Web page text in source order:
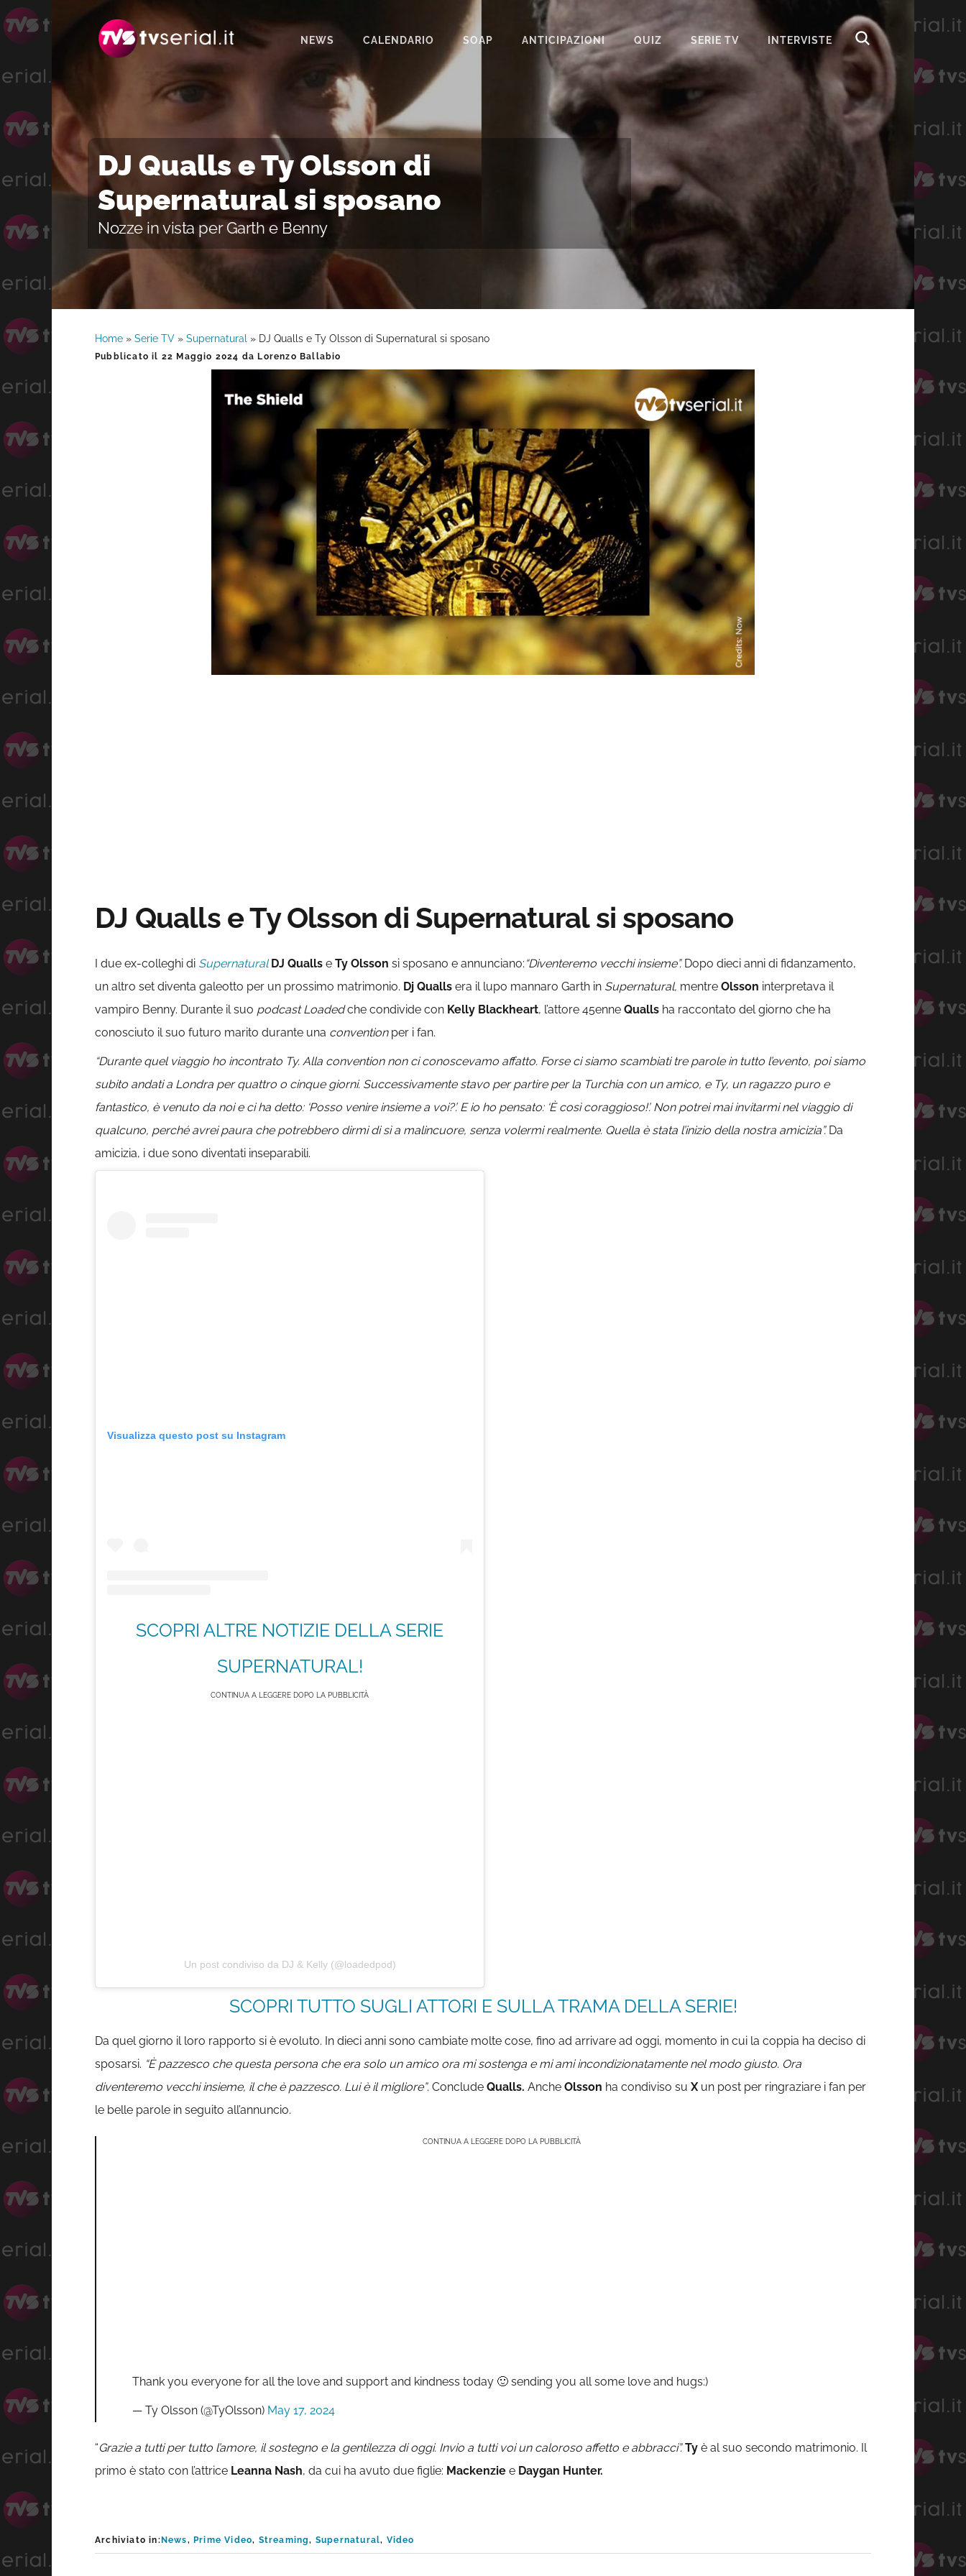
navigazione
contenuto
primaria
NEWS CALENDARIO SOAP
IL PARADISO DELLE SIGNORE
ANTICIPAZIONI QUIZ SERIE TV INTERVISTE
DJ Qualls e Ty Olsson di
Supernatural si sposano
Nozze in vista per Garth e Benny
Home » Serie TV » Supernatural » DJ Qualls e Ty Olsson di Supernatural si sposano
Pubblicato il 22 Maggio 2024 da Lorenzo Ballabio
0%
Progress
0%
DJ Qualls e Ty Olsson di Supernatural si sposano
I due ex-colleghi di Supernatural DJ Qualls e Ty Olsson si sposano e annunciano: “Diventeremo vecchi insieme”. Dopo dieci anni di fidanzamento,
un altro set diventa galeotto per un prossimo matrimonio. Dj Qualls era il lupo mannaro Garth in Supernatural, mentre Olsson interpretava il
vampiro Benny. Durante il suo podcast Loadedche condivide con Kelly Blackheart, l’attore 45enne Qualls ha raccontato del giorno che ha
conosciuto il suo futuro marito durante una convention per i fan.
“Durante quel viaggio ho incontrato Ty. Alla convention non ci conoscevamo affatto. Forse ci siamo scambiati tre parole in tutto l’evento, poi siamo
subito andati a Londra per quattro o cinque giorni. Successivamente stavo per partire per la Turchia con un amico, e Ty, un ragazzo puro e
fantastico, è venuto da noi e ci ha detto: ‘Posso venire insieme a voi?’. E io ho pensato: ‘È così coraggioso!’. Non potrei mai invitarmi nel viaggio di
qualcuno, perché avrei paura che potrebbero dirmi di sì a malincuore, senza volermi realmente. Quella è stata l’inizio della nostra amicizia”. Da
amicizia, i due sono diventati inseparabili.
Visualizza questo post su Instagram
SCOPRI ALTRE NOTIZIE DELLA SERIE
SUPERNATURAL!
CONTINUA A LEGGERE DOPO LA PUBBLICITÀ
Un post condiviso da DJ & Kelly (@loadedpod)
SCOPRI TUTTO SUGLI ATTORI E SULLA TRAMA DELLA SERIE!
Da quel giorno il loro rapporto si è evoluto. In dieci anni sono cambiate molte cose, fino ad arrivare ad oggi, momento in cui la coppia ha deciso di
sposarsi. “È pazzesco che questa persona che era solo un amico ora mi sostenga e mi ami incondizionatamente nel modo giusto. Ora
diventeremo vecchi insieme, il che è pazzesco. Lui è il migliore”. Conclude Qualls. Anche Olsson ha condiviso su X un post per ringraziare i fan per
le belle parole in seguito all’annuncio.
CONTINUA A LEGGERE DOPO LA PUBBLICITÀ
Thank you everyone for all the love and support and kindness today 🙂 sending you all some love and hugs:)
— Ty Olsson (@TyOlsson) May 17, 2024
“Grazie a tutti per tutto l’amore, il sostegno e la gentilezza di oggi. Invio a tutti voi un caloroso affetto e abbracci”. Ty è al suo secondo matrimonio. Il
primo è stato con l’attrice Leanna Nash, da cui ha avuto due figlie: Mackenzie e Daygan Hunter.
Archiviato in:News,Prime Video, Streaming, Supernatural, Video
Barra